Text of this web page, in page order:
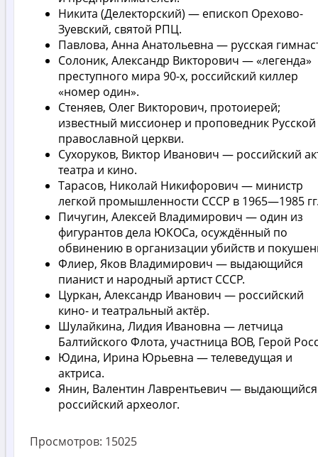
Никита (Делекторский) — епископ Орехово-
Зуевский, святой РПЦ.
Павлова, Анна Анатольевна — русская
Солоник, Александр Викторович — «легенда»
преступного мира 90-х, российский киллер
«номер один».
Стеняев, Олег Викторович, протоиерей;
известный миссионер и проповедник Русской
православной церкви.
Сухоруков, Виктор Иванович — российский
театра и кино.
Тарасов, Николай Никифорович — министр
легкой промышленности СССР в 1965—1985
Пичугин, Алексей Владимирович — один из
фигурантов дела ЮКОСа, осуждённый по
обвинению в организации убийств и
Флиер, Яков Владимирович — выдающийся
пианист и народный артист СССР.
Цуркан, Александр Иванович — российский
кино- и театральный актёр.
Шулайкина, Лидия Ивановна — летчица
Балтийского Флота, участница ВОВ, Герой
Юдина, Ирина Юрьевна — телеведущая и
актриса.
Янин, Валентин Лаврентьевич — выдающийся
российский археолог.
Просмотров: 15025